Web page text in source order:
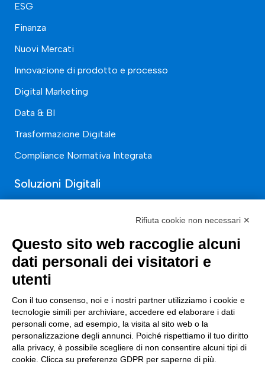
ESG
Finanza
Nuovi Mercati
Innovazione di prodotto e processo
Digital Marketing
Data & BI
Trasformazione Digitale
Compliance Normativa Integrata
Soluzioni Digitali
Soluzioni Custom
Soluzioni AI
Compliance
Contacts
info@tinextainnovationhub.com
Rifiuta cookie non necessari ✕
Questo sito web raccoglie alcuni
dati personali dei visitatori e
utenti
Con il tuo consenso, noi e i nostri partner utilizziamo i cookie e
tecnologie simili per archiviare, accedere ed elaborare i dati
personali come, ad esempio, la visita al sito web o la
personalizzazione degli annunci. Poiché rispettiamo il tuo diritto
alla privacy, è possibile scegliere di non consentire alcuni tipi di
cookie. Clicca su preferenze GDPR per saperne di più.